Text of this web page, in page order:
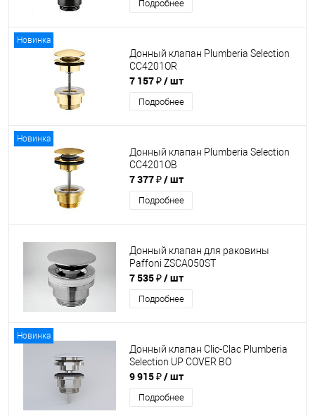
Подробнее
Новинка
Донный клапан Plumberia Selection
CC4201OR
7 157 ₽/ шт
Подробнее
Новинка
Донный клапан Plumberia Selection
CC4201OB
7 377 ₽/ шт
Подробнее
Донный клапан для раковины
Paffoni ZSCA050ST
7 535 ₽/ шт
Подробнее
Новинка
Донный клапан Clic-Clac Plumberia
Selection UP COVER BO
9 915 ₽/ шт
Подробнее